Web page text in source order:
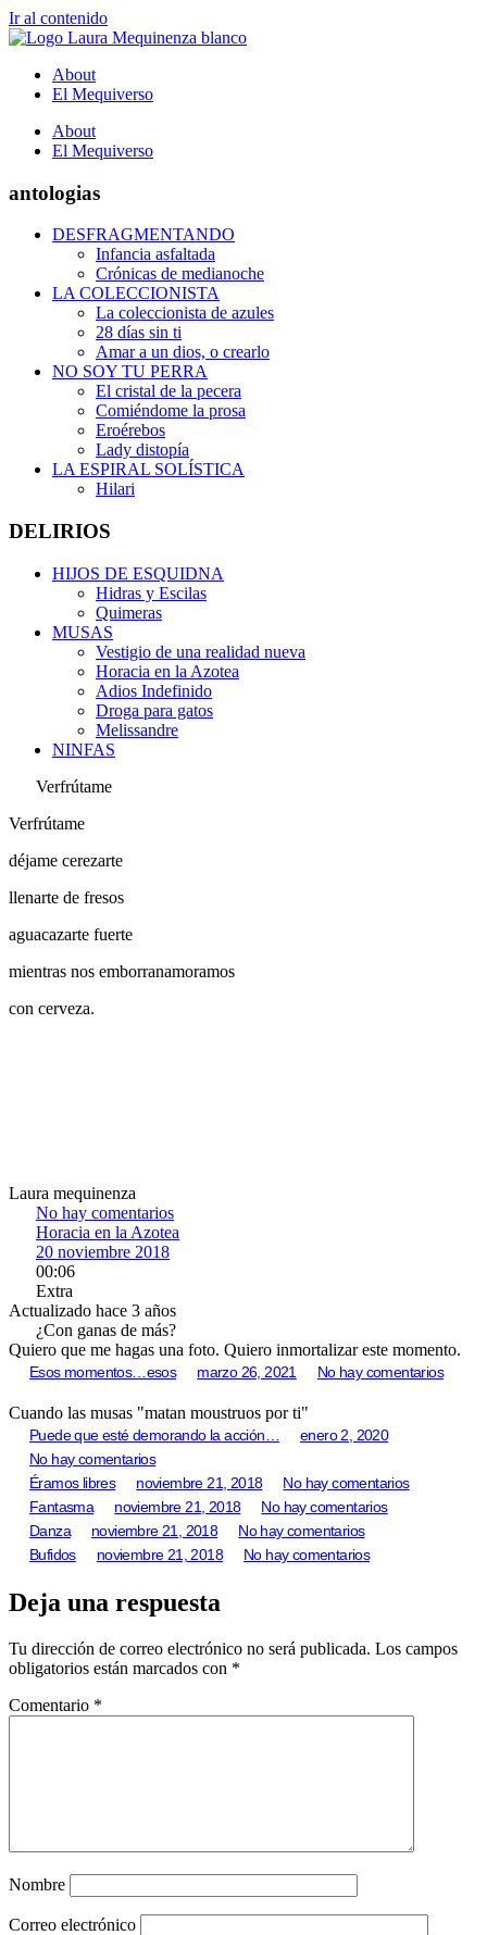
Ir al contenido
About
El Mequiverso
About
El Mequiverso
antologias
DESFRAGMENTANDO
Infancia asfaltada
Crónicas de medianoche
LA COLECCIONISTA
La coleccionista de azules
28 días sin ti
Amar a un dios, o crearlo
NO SOY TU PERRA
El cristal de la pecera
Comiéndome la prosa
Eroérebos
Lady distopía
LA ESPIRAL SOLÍSTICA
Hilari
DELIRIOS
HIJOS DE ESQUIDNA
Hidras y Escilas
Quimeras
MUSAS
Vestigio de una realidad nueva
Horacia en la Azotea
Adios Indefinido
Droga para gatos
Melissandre
NINFAS
Verfrútame
Verfrútame
déjame cerezarte
llenarte de fresos
aguacazarte fuerte
mientras nos emborranamoramos
con cerveza.
Laura mequinenza
No hay comentarios
Horacia en la Azotea
20 noviembre 2018
00:06
Extra
Actualizado hace 3 años
¿Con ganas de más?
Quiero que me hagas una foto. Quiero inmortalizar este momento.
Esos momentos…esos marzo 26, 2021 No hay comentarios
Cuando las musas "matan moustruos por ti"
Puede que esté demorando la acción…
enero 2, 2020
No hay comentarios
Éramos libres
noviembre 21, 2018
No hay comentarios
Fantasma
noviembre 21, 2018
No hay comentarios
Danza
noviembre 21, 2018
No hay comentarios
Bufidos
noviembre 21, 2018 No hay comentarios
Deja una respuesta
Tu dirección de correo electrónico no será publicada. Los campos
obligatorios están marcados con *
Comentario *
Nombre
Correo electrónico